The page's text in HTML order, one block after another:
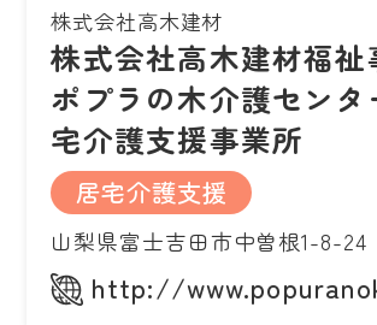
株式会社高木建材
株式会社高木建材福祉
ポプラの木介護セン
宅介護支援事業所
居宅介護支援
山梨県富士吉田市中曽根1-8-24
http://